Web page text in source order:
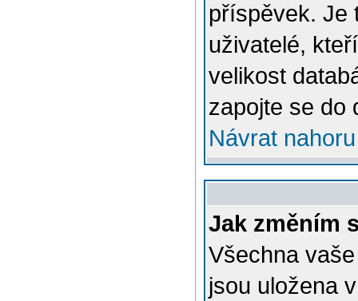
příspěvek. Je
uživatelé,
velikost
zapojte se do
Návrat nahoru
Jak změním
Všechna
jsou uložena